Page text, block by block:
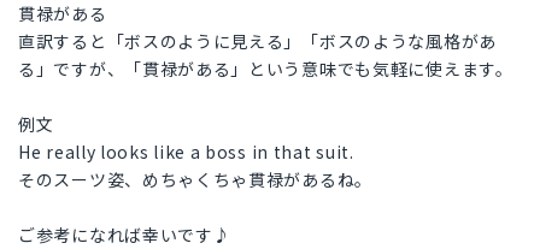
貫禄がある
直訳すると「ボスのように見える」「ボスのような風格があ
る」ですが、「貫禄がある」という意味でも気軽に使えます。
例文
He really looks like a boss in that suit.
そのスーツ姿、めちゃくちゃ貫禄があるね。
ご参考になれば幸いです♪